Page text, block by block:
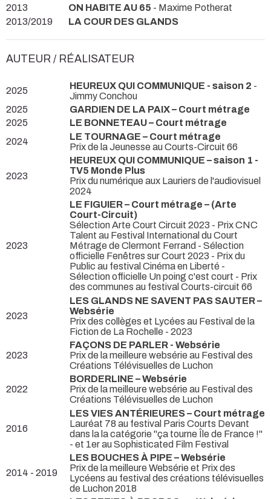
2013 ON HABITE AU 65 - Maxime Potherat
2013/2019
LA COUR DES GLANDS
AUTEUR / RÉALISATEUR
2025 HEUREUX QUI COMMUNIQUE - saison 2 -
Jimmy Conchou
2025
GARDIEN DE LA PAIX – Court métrage
2025
LE BONNETEAU – Court métrage
2024
LE TOURNAGE – Court métrage
Prix de la Jeunesse au Courts-Circuit 66
2023
HEUREUX QUI COMMUNIQUE – saison 1 -
TV5 Monde Plus
Prix du numérique aux Lauriers de l'audiovisuel
2024
2023
LE FIGUIER – Court métrage – (Arte
Court-Circuit)
Sélection Arte Court Circuit 2023 - Prix CNC
Talent au Festival International du Court
Métrage de Clermont Ferrand - Sélection
officielle Fenêtres sur Court 2023 - Prix du
Public au festival Cinéma en Liberté -
Sélection officielle Un poing c'est court - Prix
des communes au festival Courts-circuit 66
2023
LES GLANDS NE SAVENT PAS SAUTER –
Websérie
Prix des collèges et Lycées au Festival de la
Fiction de La Rochelle - 2023
2023
FAÇONS DE PARLER - Websérie
Prix de la meilleure websérie au Festival des
Créations Télévisuelles de Luchon
2022
BORDERLINE – Websérie
Prix de la meilleure websérie au Festival des
Créations Télévisuelles de Luchon
2016
LES VIES ANTÉRIEURES – Court métrage
Lauréat 78 au festival Paris Courts Devant
dans la la catégorie "ça tourne Île de France !"
- et 1er au Sophisticated Film Festival
2014 - 2019
LES BOUCHES À PIPE – Websérie
Prix de la meilleure Websérie et Prix des
Lycéens au festival des créations télévisuelles
de Luchon 2018